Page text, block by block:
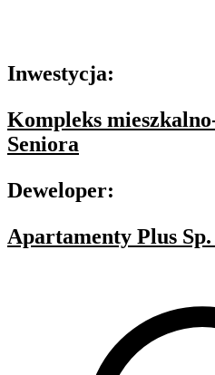
Inwestycja:
Kompleks
Seniora
Deweloper:
Apartamenty Plus Sp.